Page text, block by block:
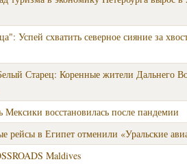
Успей схватить северное сияние за
Старец: Коренные жители Дальнего
Мексики восстановилась после пандемии
рейсы в Египет отменили «Уральские
Maldives